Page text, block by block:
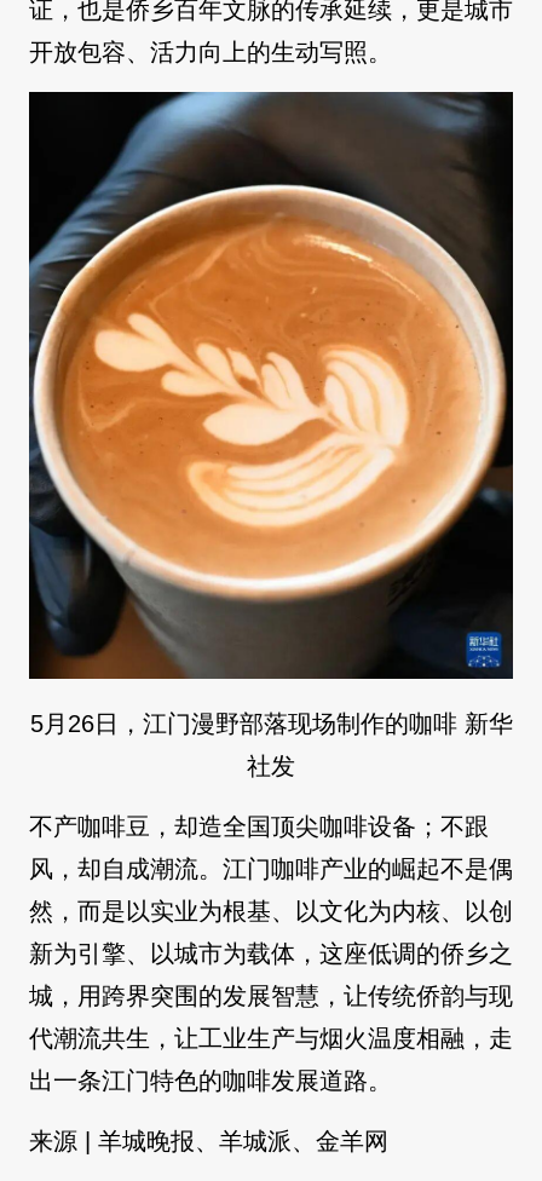
证，也是侨乡百年文脉的传承延续，更是城市
开放包容、活力向上的生动写照。
5月26日，江门漫野部落现场制作的咖啡 新华
社发
不产咖啡豆，却造全国顶尖咖啡设备；不跟
风，却自成潮流。江门咖啡产业的崛起不是偶
然，而是以实业为根基、以文化为内核、以创
新为引擎、以城市为载体，这座低调的侨乡之
城，用跨界突围的发展智慧，让传统侨韵与现
代潮流共生，让工业生产与烟火温度相融，走
出一条江门特色的咖啡发展道路。
来源 | 羊城晚报、羊城派、金羊网